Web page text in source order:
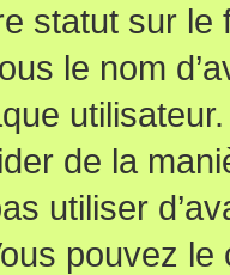
statut sur
le nom
utilisateur.
de la
utiliser
pouvez